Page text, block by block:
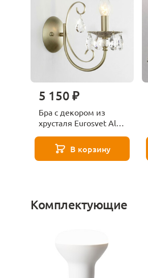
5 150 ₽
Бра с декором из
хрусталя Eurosvet Alda
В корзину
Комплектующие